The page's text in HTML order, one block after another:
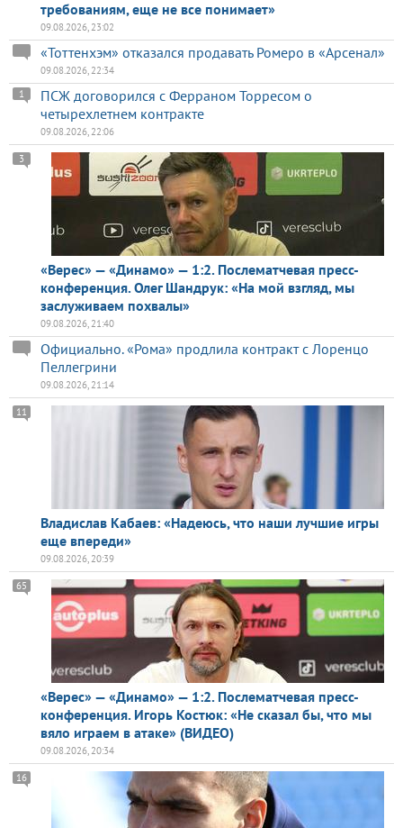
требованиям, еще не все понимает»
09.08.2026, 23:02
«Тоттенхэм» отказался продавать Ромеро в «Арсенал»
09.08.2026, 22:34
ПСЖ договорился с Ферраном Торресом о
четырехлетнем контракте
1
09.08.2026, 22:06
«Верес» — «Динамо» — 1:2. Послематчевая пресс-
конференция. Олег Шандрук: «На мой взгляд, мы
заслуживаем похвалы»
3
09.08.2026, 21:40
Официально. «Рома» продлила контракт с Лоренцо
Пеллегрини
09.08.2026, 21:14
Владислав Кабаев: «Надеюсь, что наши лучшие игры
еще впереди»
11
09.08.2026, 20:39
«Верес» — «Динамо» — 1:2. Послематчевая пресс-
конференция. Игорь Костюк: «Не сказал бы, что мы
вяло играем в атаке» (ВИДЕО)
65
09.08.2026, 20:34
16